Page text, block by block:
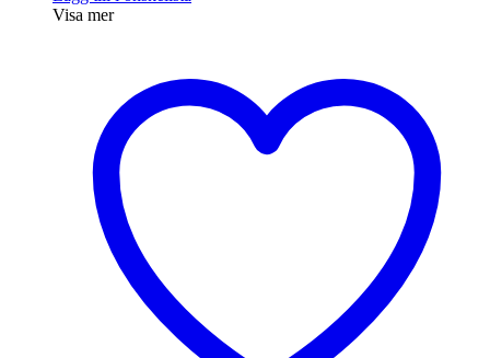
Visa mer